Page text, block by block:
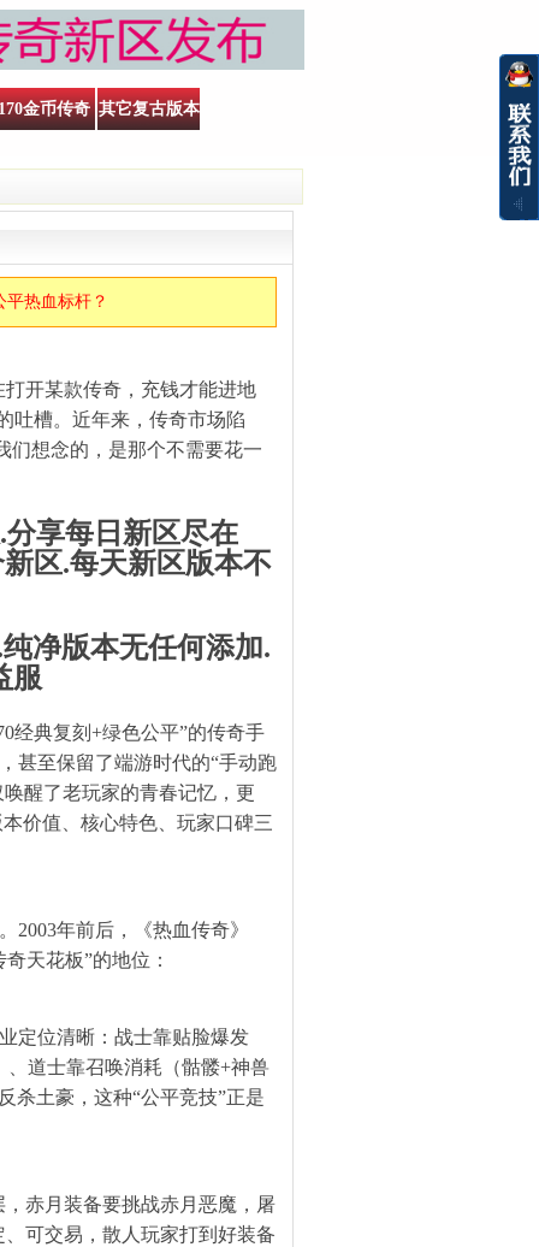
金币传奇 其它复古版本
平热血标杆？
开某款传奇，充钱才能进地
吐槽。近年来，传奇市场陷
们想念的，是那个不需要花一
享每日新区尽在
区.每天新区版本不
净版本无任何添加.
服
经典复刻+绿色公平”的传奇手
甚至保留了端游时代的“手动跑
醒了老玩家的青春记忆，更
价值、核心特色、玩家口碑三
2003年前后，《热血传奇》
天花板”的地位：
定位清晰：战士靠贴脸爆发
道士靠召唤消耗（骷髅+神兽
杀土豪，这种“公平竞技”正是
，赤月装备要挑战赤月恶魔，屠
可交易，散人玩家打到好装备